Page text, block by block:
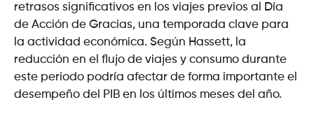
retrasos significativos en los viajes previos al Día
de Acción de Gracias, una temporada clave para
la actividad económica. Según Hassett, la
reducción en el flujo de viajes y consumo durante
este periodo podría afectar de forma importante el
desempeño del PIB en los últimos meses del año.